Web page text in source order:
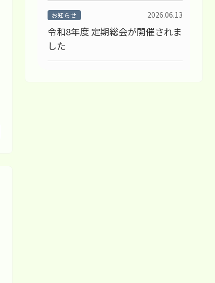
お知らせ 2026.06.13
令和8年度 定期総会が開催されま
した